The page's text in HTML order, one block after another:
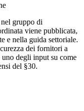
gruppo di
viene pubblicata,
e nella guida settoriale.
dei fornitori a
degli input su come
del §30.